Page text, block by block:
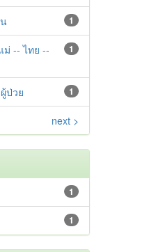
1
1
ม่ -- ไทย --
1
ป่วย
next >
1
1